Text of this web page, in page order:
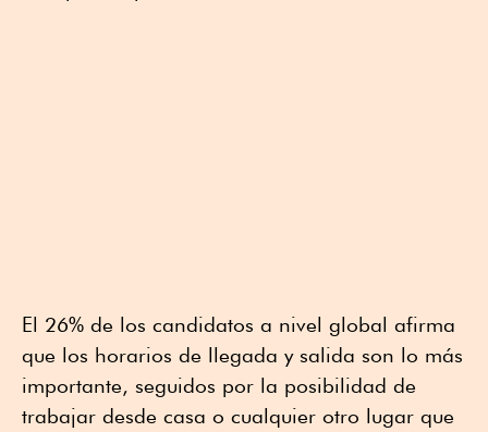
El 26% de los candidatos a nivel global afirma
que los horarios de llegada y salida son lo más
importante, seguidos por la posibilidad de
trabajar desde casa o cualquier otro lugar que